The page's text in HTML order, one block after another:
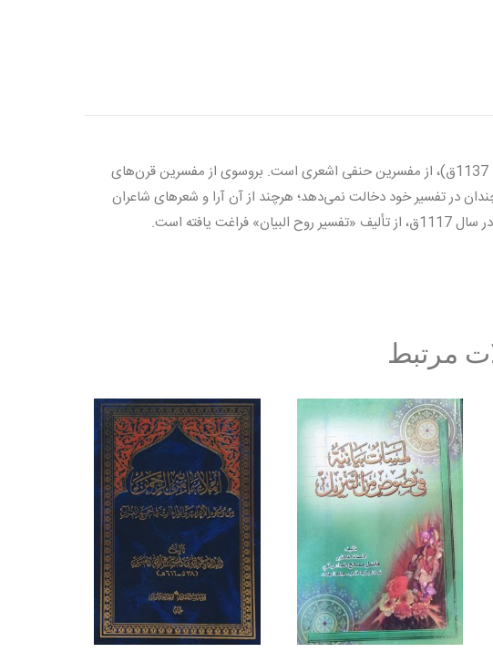
تفسير روح البيان، به زبان عربى، تأليف اسماعيل حقّى بروسوى (متوفى 1137ق)، از مفسرين حنفى اشعرى است. بروسوى از مفسرين قرن‌هاى
چندان در تفسير خود دخالت نمى‌دهد؛ هرچند از آن آرا و شعرهاى شاعران
است.
مرتبط